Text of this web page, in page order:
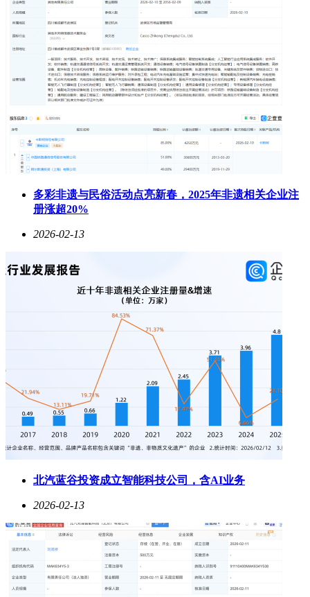
多彩非遗与民俗活动点亮新春，2025年非遗相关企业注
册涨超20%
2026-02-13
北汽蓝谷投资成立智能科技公司，含AI业务
2026-02-13